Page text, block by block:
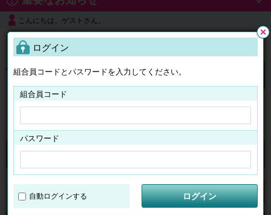
こんにちは、ゲストさん。
よくある質問
ログイン
チケット マイページ
検索
ログイン
組合員コードとパスワードを入力してください。
組合員コード
パスワード
自動ログインする ログイン